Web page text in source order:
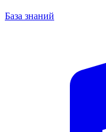
База знаний